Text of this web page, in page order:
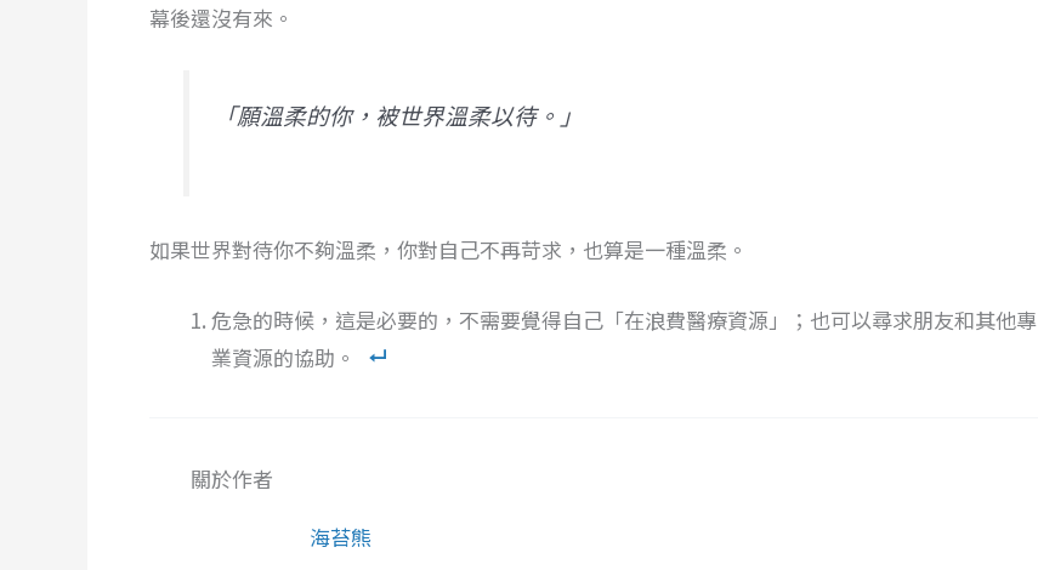
幕後還沒有來。
「願溫柔的你，被世界溫柔以待。」
如果世界對待你不夠溫柔，你對自己不再苛求，也算是一種溫柔。
危急的時候，這是必要的，不需要覺得自己「在浪費醫療資源」；也可以尋求朋友和其他專
業資源的協助。
關於作者
海苔熊